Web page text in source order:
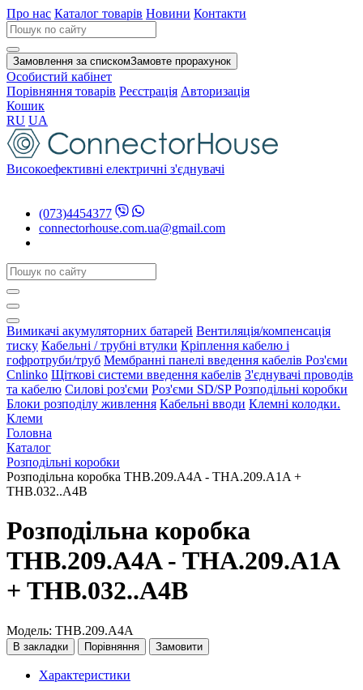
Про нас Каталог товарів Новини Контакти
Замовлення за спискомЗамовте прорахунок
Особистий кабінет
Порівняння товарів Реєстрація Авторизація
Кошик
RU UA
Високоефективні електричні з'єднувачі
(073)4454377
connectorhouse.com.ua@gmail.com
Вимикачі акумуляторних батарей Вентиляція/компенсація
тиску Кабельні / трубні втулки Кріплення кабелю і
гофротруби/труб Мембранні панелі введення кабелів Роз'єми
Cnlinko Щіткові системи введення кабелів З'єднувачі проводів
та кабелю Силові роз'єми Роз'єми SD/SPРозподільні коробки
Блоки розподілу живлення Кабельні вводи Клемні колодки.
Клеми
Головна
Каталог
Розподільні коробки
Розподільна коробка THB.209.A4A - THA.209.A1A +
THB.032..A4B
Розподільна коробка
THB.209.A4A - THA.209.A1A
+ THB.032..A4B
Модель: THB.209.A4A
В закладки Порівняння Замовити
Характеристики